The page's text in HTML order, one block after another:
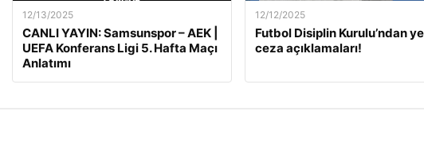
12/13/2025
CANLI YAYIN: Samsunspor – AEK |
UEFA Konferans Ligi 5. Hafta Maçı
Anlatımı
12/12/2025
Futbol Disiplin Kurulu’ndan
ceza açıklamaları!